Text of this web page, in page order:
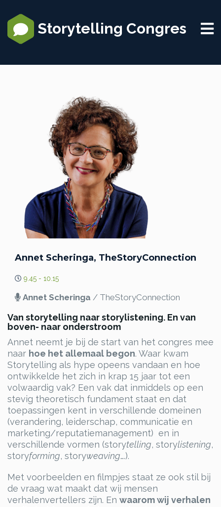
Storytelling Congres
Annet Scheringa, TheStoryConnection
9.45 - 10.15
Annet Scheringa / TheStoryConnection
Van storytelling naar storylistening. En van
boven- naar onderstroom
Annet neemt je bij de start van het congres mee
naar hoe het allemaal begon. Waar kwam
Storytelling als hype opeens vandaan en hoe
ontwikkelde het zich in krap 15 jaar tot een
volwaardig vak? Een vak dat inmiddels op een
stevig theoretisch fundament staat en dat
toepassingen kent in verschillende domeinen
(verandering, leiderschap, communicatie en
marketing/reputatiemanagement) en in
verschillende vormen (storytelling, storylistening,
storyforming, storyweaving….).
Met voorbeelden en filmpjes staat ze ook stil bij
de vraag wat maakt dat wij mensen
verhalenvertellers zijn. En waarom wij verhalen